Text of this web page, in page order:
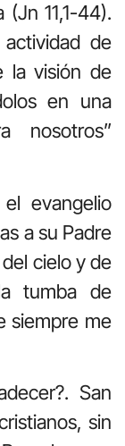
11,1-44).
de
la visión de
en una
nosotros”
evangelio
a su Padre
cielo y de
tumba de
siempre me
San
sin